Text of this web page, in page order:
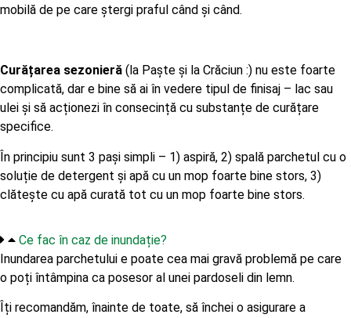
mobilă de pe care ștergi praful când și când.
Curățarea sezonieră (la Paște și la Crăciun :) nu este foarte
complicată, dar e bine să ai în vedere tipul de finisaj – lac sau
ulei și să acționezi în consecință cu substanțe de curățare
specifice.
În principiu sunt 3 pași simpli – 1) aspiră, 2) spală parchetul cu o
soluție de detergent și apă cu un mop foarte bine stors, 3)
clătește cu apă curată tot cu un mop foarte bine stors.
Ce fac în caz de inundație?
Inundarea parchetului e poate cea mai gravă problemă pe care
o poți întâmpina ca posesor al unei pardoseli din lemn.
Îți recomandăm, înainte de toate, să închei o asigurare a